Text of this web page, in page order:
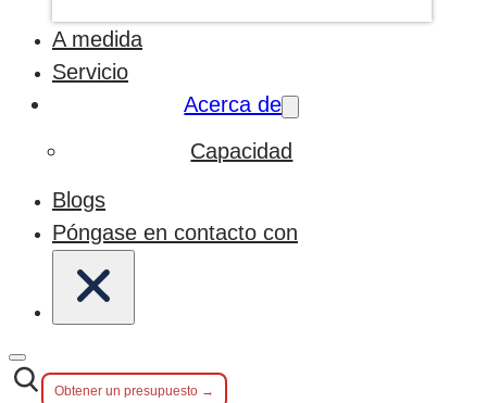
A medida
Servicio
Acerca de
Capacidad
Blogs
Póngase en contacto con
Obtener un presupuesto →